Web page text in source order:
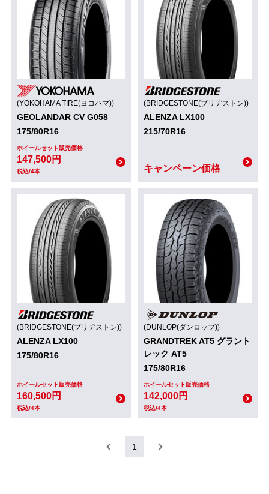
(YOKOHAMA TIRE(ヨコハマ))
GEOLANDAR CV G058
175/80R16
ホイールセット販売価格
147,500円
税込/4本
(BRIDGESTONE(ブリヂストン))
ALENZA LX100
215/70R16
キャンペーン価格
(BRIDGESTONE(ブリヂストン))
ALENZA LX100
175/80R16
ホイールセット販売価格
160,500円
税込/4本
(DUNLOP(ダンロップ))
GRANDTREK AT5 グラント
レック AT5
175/80R16
ホイールセット販売価格
142,000円
税込/4本
1